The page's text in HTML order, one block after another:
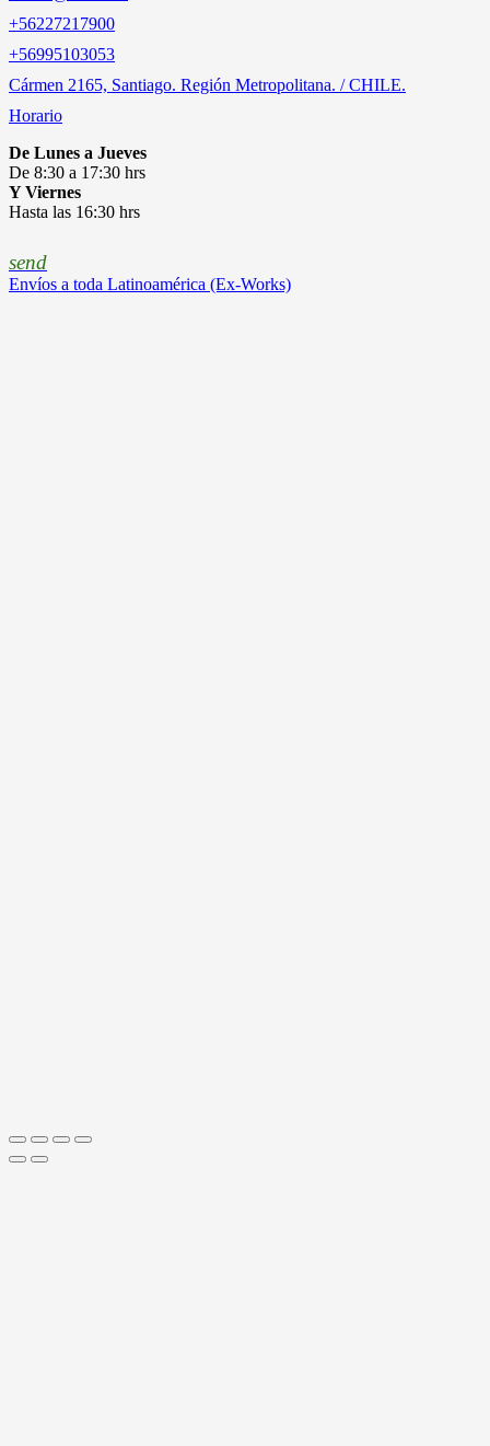
+56227217900
‎+56995103053
Cármen 2165, Santiago. Región Metropolitana. / CHILE.
Horario
De Lunes a Jueves
De 8:30 a 17:30 hrs
Y Viernes
Hasta las 16:30 hrs
send
Envíos a toda Latinoamérica (Ex-Works)